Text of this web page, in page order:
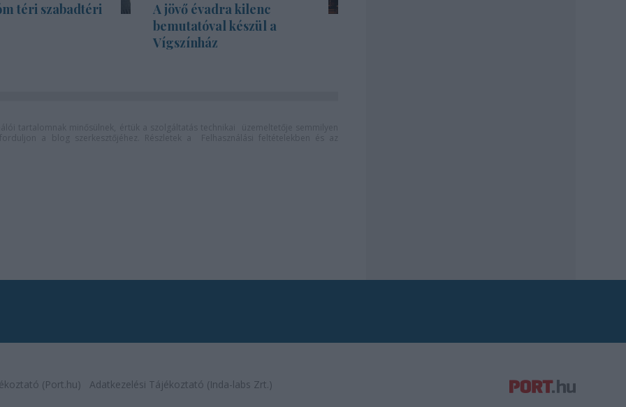
téri szabadtéri
A jövő évadra kilenc
bemutatóval készül a
Vígszínház
(Port.hu) Adatkezelési Tájékoztató (Inda-labs Zrt.)